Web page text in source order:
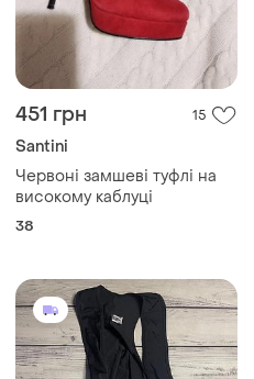
451 грн 15
Santini
Червоні замшеві туфлі на
високому каблуці
38